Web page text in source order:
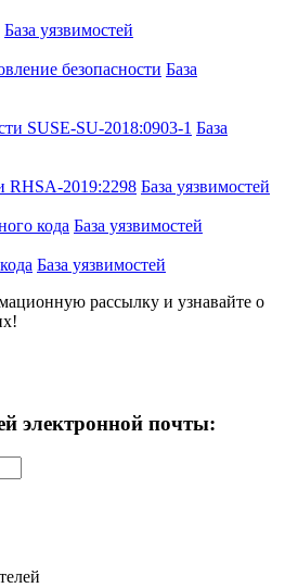
База уязвимостей
безопасности База
SUSE-SU-2018:0903-1 База
RHSA-2019:2298 База уязвимостей
кода База уязвимостей
База уязвимостей
рассылку и узнавайте о
электронной почты: